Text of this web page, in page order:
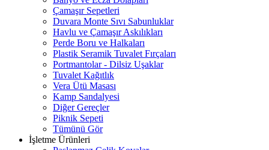
Çamaşır Sepetleri
Duvara Monte Sıvı Sabunluklar
Havlu ve Çamaşır Askılıkları
Perde Boru ve Halkaları
Plastik Seramik Tuvalet Fırçaları
Portmantolar - Dilsiz Uşaklar
Tuvalet Kağıtlık
Vera Ütü Masası
Kamp Sandalyesi
Diğer Gereçler
Piknik Sepeti
Tümünü Gör
İşletme Ürünleri